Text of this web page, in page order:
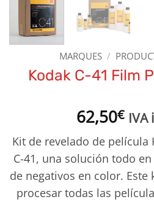
MARQUES /
Kodak C-41 Film
62,50€ IVA
Kit de revelado de película
C-41, una solución todo
de negativos en color. Este
procesar todas las